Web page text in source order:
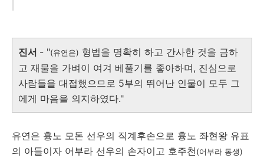
진서 - "(유연은) 형법을 명확히 하고 간사한 것을 금하
고 재물을 가벼이 여겨 베풀기를 좋아하며, 진심으로
사람들을 대접했으므로 5부의 뛰어난 인물이 모두 그
에게 마음을 의지하였다."
유연은 흉노 모돈 선우의 직계후손으로 흉노 좌현왕 유표
의 아들이자 어부라 선우의 손자이고 호주천(어부라 동생)